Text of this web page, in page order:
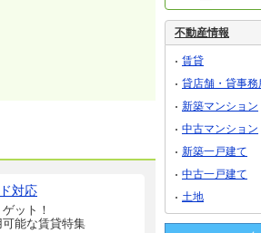
対応
ット！
能な賃貸特集
不動産情報
賃貸
貸店舗・貸事務
新築マンション
中古マンション
新築一戸建て
中古一戸建て
土地